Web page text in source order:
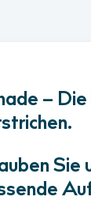
–
Sie